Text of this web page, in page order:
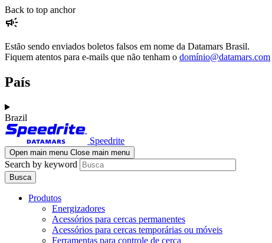
Skip
to
content
Skip
to
Back to top anchor
campaign
Estão sendo enviados boletos falsos em nome da Datamars Brasil.
Fiquem atentos para e-mails que não tenham o domínio@datamars.com
País
Brazil
Speedrite
Open main menu Close main menu
Search by keyword
Produtos
Energizadores
Acessórios para cercas permanentes
Acessórios para cercas temporárias ou móveis
Ferramentas para controle de cerca